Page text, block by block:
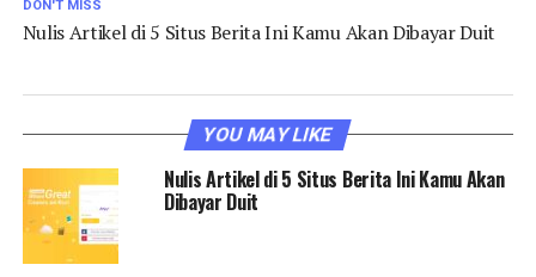
DON'T MISS
Nulis Artikel di 5 Situs Berita Ini Kamu Akan Dibayar Duit
YOU MAY LIKE
Nulis Artikel di 5 Situs Berita Ini Kamu Akan
Dibayar Duit